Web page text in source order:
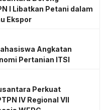
I Libatkan Petani dalam
Ekspor
Angkatan
Pertanian ITSI
Perkuat
IV Regional VII